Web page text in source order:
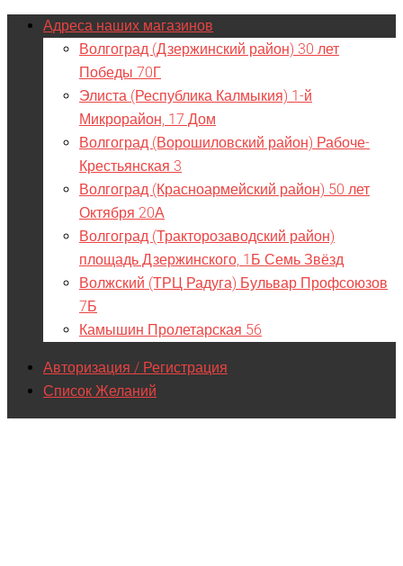
Адреса наших магазинов
Волгоград (Дзержинский район) 30 лет
Победы 70Г
Элиста (Республика Калмыкия) 1-й
Микрорайон, 17 Дом
Волгоград (Ворошиловский район) Рабоче-
Крестьянская 3
Волгоград (Красноармейский район) 50 лет
Октября 20А
Волгоград (Тракторозаводский район)
площадь Дзержинского, 1Б Семь Звёзд
Волжский (ТРЦ Радуга) Бульвар Профсоюзов
7Б
Камышин Пролетарская 56
Авторизация / Регистрация
Список Желаний